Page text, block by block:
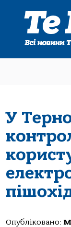
У
Опубліковано: